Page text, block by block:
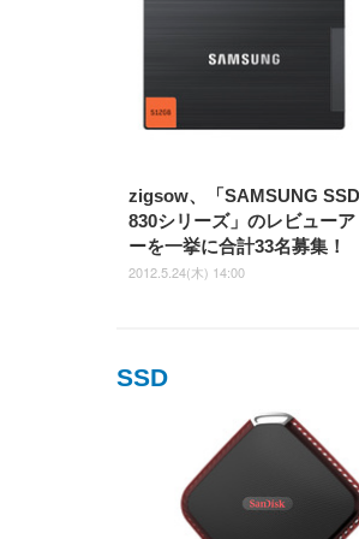
zigsow、「SAMSUNG SSD
830シリーズ」のレビューア
ーを一挙に合計33名募集！
2012.5.24(木) 14:00
SSD